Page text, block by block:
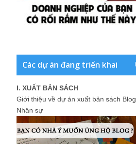
Các dự án đang triển khai
I. XUẤT BẢN SÁCH
Giới thiệu về dự án xuất bản sách Blog
Nhân sự